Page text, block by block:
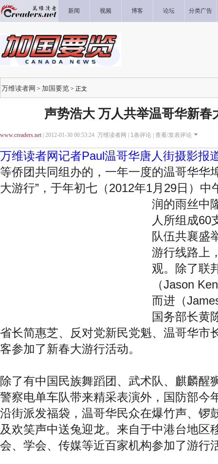
新闻 视频 博客 论坛 分类广告
万维读者网 > 加国要览 > 正文
声势浩大 万人共举温哥华新春
www.creaders.net| 2012-01-30 00:53:24 万维读者网 | 1条评论 | 查看/发表评论
万维读者网记者Paul温哥华唐人街摄影报
等侨团共同组办的，一年一度的温哥华华
大游行”，于年初七（2012年1月29日）中
润的雨丝中
人所组成60
队伍共襄盛
游行线路上
观。除了联
（Jason
而进（
国务部长黄
省长简惠芝、反对党新民党魁、温哥华市
客参加了新春大游行活动。
除了有中国民族舞蹈团、武术队、麒麟醒
警察电单车队带来精采表演外，国防部今
沿街派发福袋，温哥华民众在爆竹声、锣
及欢笑声中送兔迎龙。来自于中港台地区
会、学会、传媒等近百家机构参加了游行